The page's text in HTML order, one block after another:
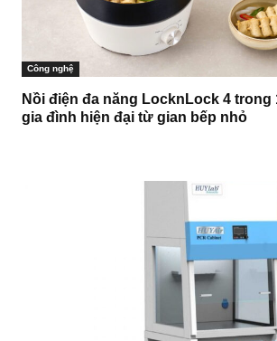
Công nghệ
Nồi điện đa năng LocknLock 4 trong
gia đình hiện đại từ gian bếp nhỏ